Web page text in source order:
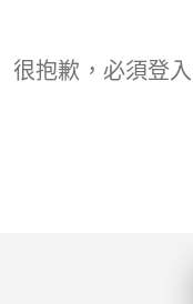
很抱歉，必須登入